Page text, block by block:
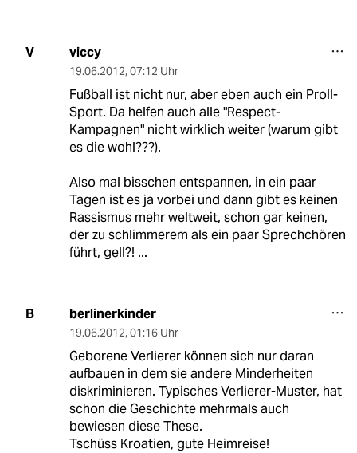
V viccy
19.06.2012, 07:12 Uhr
Fußball ist nicht nur, aber eben auch ein Proll-
Sport. Da helfen auch alle "Respect-
Kampagnen" nicht wirklich weiter (warum gibt
es die wohl???).
Also mal bisschen entspannen, in ein paar
Tagen ist es ja vorbei und dann gibt es keinen
Rassismus mehr weltweit, schon gar keinen,
der zu schlimmerem als ein paar Sprechchören
führt, gell?! ...
B berlinerkinder
19.06.2012, 01:16 Uhr
Geborene Verlierer können sich nur daran
aufbauen in dem sie andere Minderheiten
diskriminieren. Typisches Verlierer-Muster, hat
schon die Geschichte mehrmals auch
bewiesen diese These.
Tschüss Kroatien, gute Heimreise!